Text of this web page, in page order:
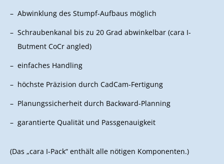
Abwinklung des Stumpf-Aufbaus möglich
Schraubenkanal bis zu 20 Grad abwinkelbar (cara I-
Butment CoCr angled)
einfaches Handling
höchste Präzision durch CadCam-Fertigung
Planungssicherheit durch Backward-Planning
garantierte Qualität und Passgenauigkeit
(Das „cara I-Pack“ enthält alle nötigen Komponenten.)